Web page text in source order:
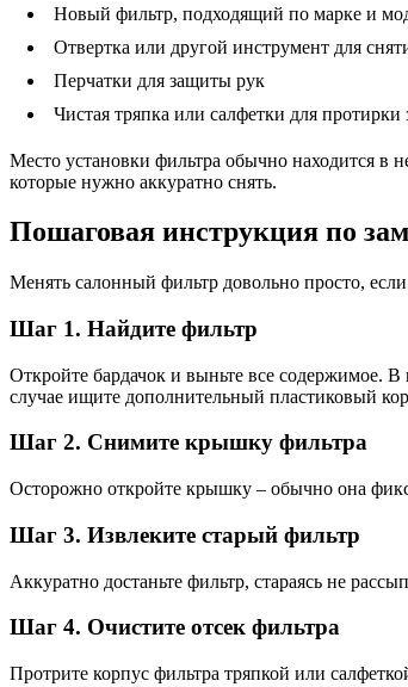
Новый фильтр, подходящий по марке и
Отвертка или другой инструмент для
Перчатки для защиты рук
Чистая тряпка или салфетки для протирки
Место установки фильтра обычно находится в
которые нужно аккуратно снять.
Пошаговая инструкция по
Менять салонный фильтр довольно просто,
Шаг 1. Найдите фильтр
Откройте бардачок и выньте все содержимое.
случае ищите дополнительный пластиковый
Шаг 2. Снимите крышку фильтра
Осторожно откройте крышку – обычно она
Шаг 3. Извлеките старый фильтр
Аккуратно достаньте фильтр, стараясь не
Шаг 4. Очистите отсек фильтра
Протрите корпус фильтра тряпкой или